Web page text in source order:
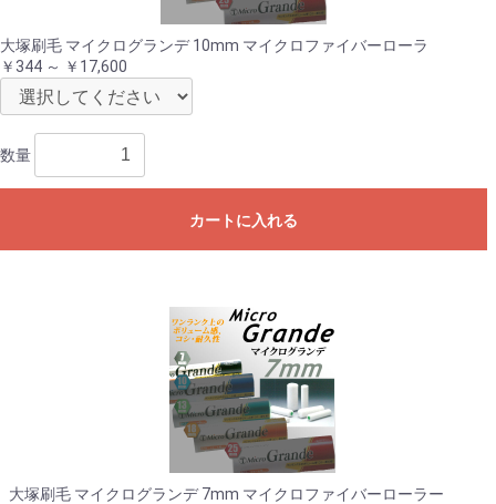
大塚刷毛 マイクログランデ 10mm マイクロファイバーローラ
￥344 ～ ￥17,600
数量
カートに入れる
大塚刷毛 マイクログランデ 7mm マイクロファイバーローラー